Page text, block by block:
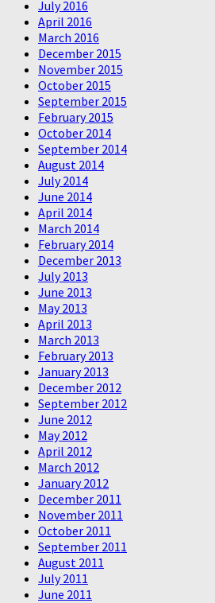
July 2016
April 2016
March 2016
December 2015
November 2015
October 2015
September 2015
February 2015
October 2014
September 2014
August 2014
July 2014
June 2014
April 2014
March 2014
February 2014
December 2013
July 2013
June 2013
May 2013
April 2013
March 2013
February 2013
January 2013
December 2012
September 2012
June 2012
May 2012
April 2012
March 2012
January 2012
December 2011
November 2011
October 2011
September 2011
August 2011
July 2011
June 2011